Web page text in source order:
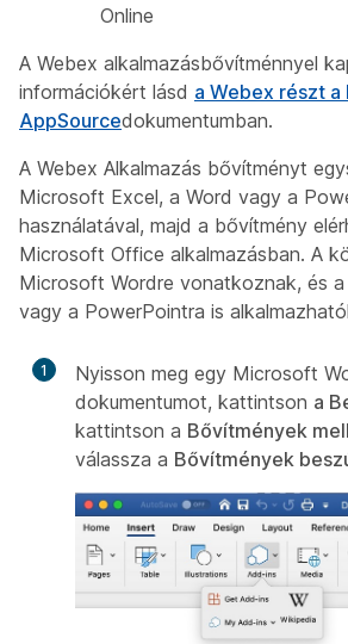
Online
A Webex alkalmazásbővítménnyel
információkért lásd a Webex részt
AppSourcedokumentumban.
A Webex Alkalmazás bővítményt
Microsoft Excel, a Word vagy a
használatával, majd a bővítmény
Microsoft Office alkalmazásban. A
Microsoft Wordre vonatkoznak, és
vagy a PowerPointra is
1
Nyisson meg egy Microsoft
dokumentumot, kattintson a
kattintson a Bővítmények
válassza a Bővítmények